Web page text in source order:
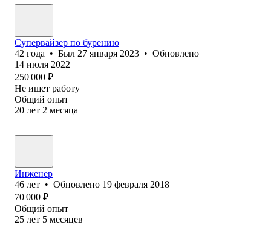
Супервайзер по бурению
42 года • Был 27 января 2023 • Обновлено
14 июля 2022
250 000 ₽
Не ищет работу
Общий опыт
20 лет 2 месяца
Инженер
46 лет • Обновлено 19 февраля 2018
70 000 ₽
Общий опыт
25 лет 5 месяцев